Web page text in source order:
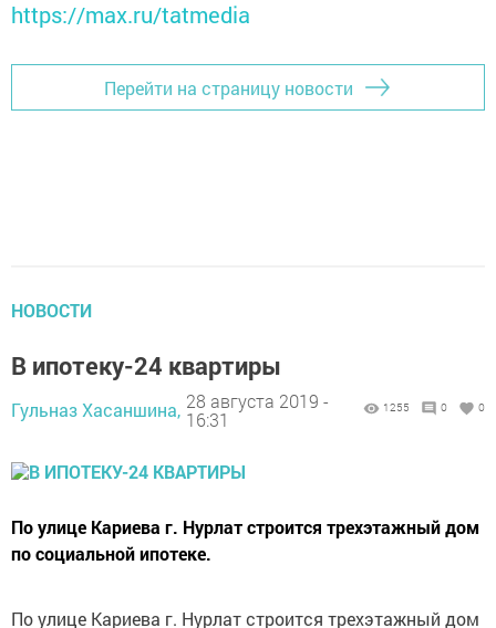
https://max.ru/tatmedia
Перейти на страницу новости
НОВОСТИ
В ипотеку-24 квартиры
Гульназ Хасаншина, 28 августа 2019 -
16:31
1255 0 0
По улице Кариева г. Нурлат строится трехэтажный дом
по социальной ипотеке.
По улице Кариева г. Нурлат строится трехэтажный дом